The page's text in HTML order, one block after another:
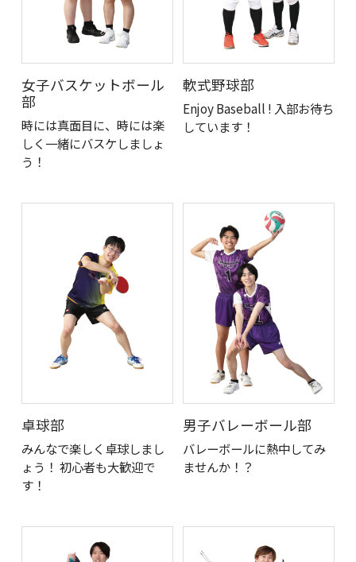
女子バスケットボール
部
時には真面目に、時には楽
しく一緒にバスケしましょ
う！
軟式野球部
Enjoy Baseball ! 入部お待ち
しています！
卓球部
みんなで楽しく卓球しまし
ょう！ 初心者も大歓迎で
す！
男子バレーボール部
バレーボールに熱中してみ
ませんか！？